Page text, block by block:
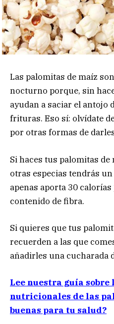
Las palomitas de maíz
nocturno porque, sin
ayudan a saciar el antojo
frituras. Eso sí: olvídate
por otras formas de
Si haces tus palomitas
otras especias tendrás
apenas aporta 30
contenido de fibra.
Si quieres que tus
recuerden a las que
añadirles una cucharada
Lee nuestra guía sobre
nutricionales de las
buenas para tu salud?